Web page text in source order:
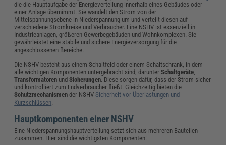
die die Hauptaufgabe der Energieverteilung innerhalb eines Gebäudes oder
einer Anlage übernimmt. Sie wandelt den Strom von der
Mittelspannungsebene in Niederspannung um und verteilt diesen auf
verschiedene Stromkreise und Verbraucher. Eine NSHV ist essenziell in
Industrieanlagen, größeren Gewerbegebäuden und Wohnkomplexen. Sie
gewährleistet eine stabile und sichere Energieversorgung für die
angeschlossenen Bereiche.
Die NSHV besteht aus einem Schaltfeld oder einem Schaltschrank, in dem
alle wichtigen Komponenten untergebracht sind, darunterSchaltgeräte,
Transformatoren undSicherungen. Diese sorgen dafür, dass der Strom sicher
und kontrolliert zum Endverbraucher fließt. Gleichzeitig bieten die
Schutzmechanismen der NSHVSicherheit vor Überlastungen und
Kurzschlüssen.
Hauptkomponenten einer NSHV
Eine Niederspannungshauptverteilung setzt sich aus mehreren Bauteilen
zusammen. Hier sind die wichtigsten Komponenten: